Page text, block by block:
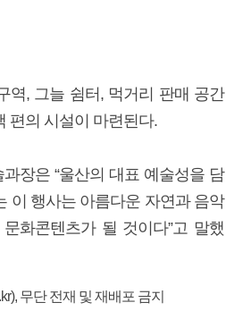
역, 그늘 쉼터, 먹거리 판매 공간
편의 시설이 마련된다.
장은 “울산의 대표 예술성을 담
이 행사는 아름다운 자연과 음악
화콘텐츠가 될 것이다”고 말했
무단 전재 및 재배포 금지